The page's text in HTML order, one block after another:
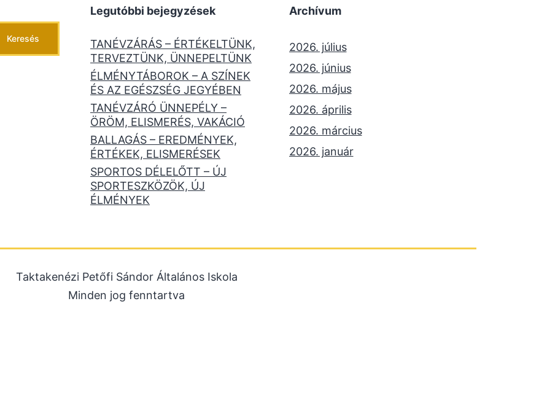
Keresés
Legutóbbi bejegyzések
TANÉVZÁRÁS – ÉRTÉKELTÜNK,
TERVEZTÜNK, ÜNNEPELTÜNK
ÉLMÉNYTÁBOROK – A SZÍNEK
ÉS AZ EGÉSZSÉG JEGYÉBEN
TANÉVZÁRÓ ÜNNEPÉLY –
ÖRÖM, ELISMERÉS, VAKÁCIÓ
BALLAGÁS – EREDMÉNYEK,
ÉRTÉKEK, ELISMERÉSEK
SPORTOS DÉLELŐTT – ÚJ
SPORTESZKÖZÖK, ÚJ
ÉLMÉNYEK
Archívum
2026. július
2026. június
2026. május
2026. április
2026. március
2026. január
Taktakenézi Petőfi Sándor Általános Iskola
Minden jog fenntartva